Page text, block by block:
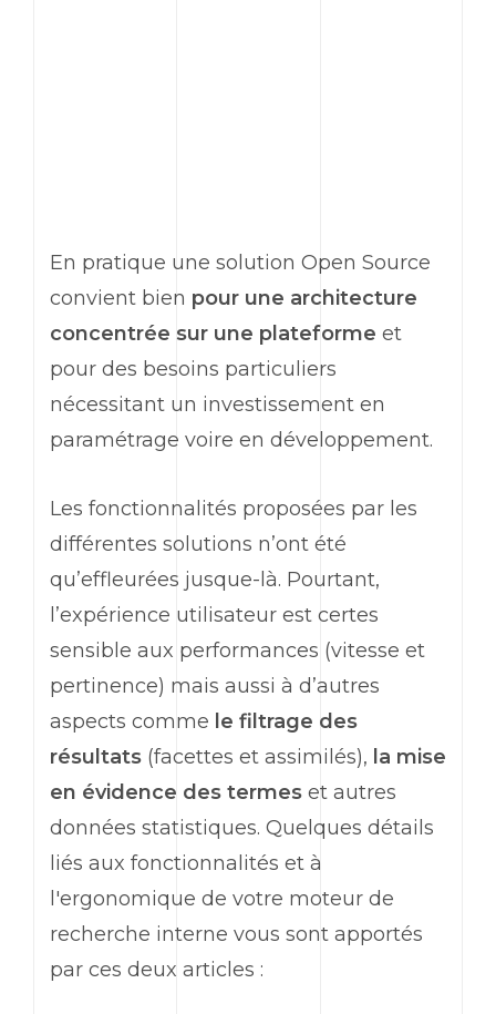
En pratique une solution Open Source
convient bien pour une architecture
concentrée sur une plateforme et
pour des besoins particuliers
nécessitant un investissement en
paramétrage voire en développement.
Les fonctionnalités proposées par les
différentes solutions n’ont été
qu’effleurées jusque-là. Pourtant,
l’expérience utilisateur est certes
sensible aux performances (vitesse et
pertinence) mais aussi à d’autres
aspects comme le filtrage des
résultats (facettes et assimilés), la mise
en évidence des termes et autres
données statistiques. Quelques détails
liés aux fonctionnalités et à
l'ergonomique de votre moteur de
recherche interne vous sont apportés
par ces deux articles :